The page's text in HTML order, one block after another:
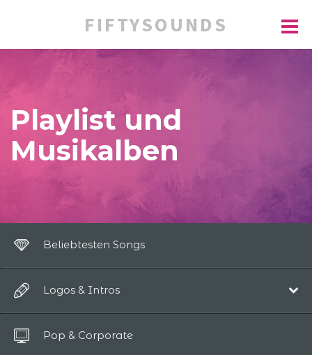
FIFTYSOUNDS
Playlist und
Musikalben
Beliebtesten Songs
Logos & Intros
Pop & Corporate